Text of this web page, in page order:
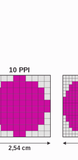
10 PPI
2,54 cm